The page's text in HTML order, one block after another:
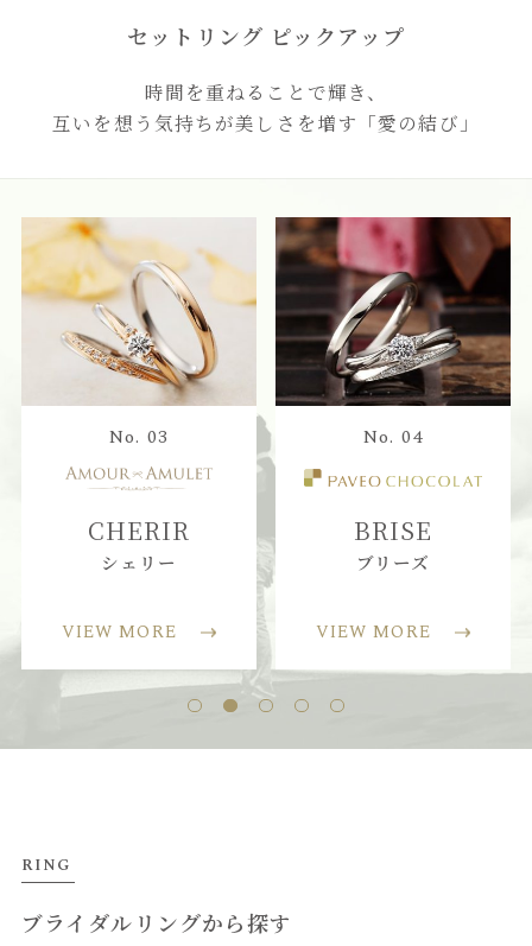
セットリング ピックアップ
時間を重ねることで輝き、
互いを想う気持ちが美しさを増す 「愛の結び」
No. 03
CHERIR
シェリー
VIEW MORE
No. 04
BRISE
ブリーズ
VIEW MORE
RING
ブライダルリングから探す